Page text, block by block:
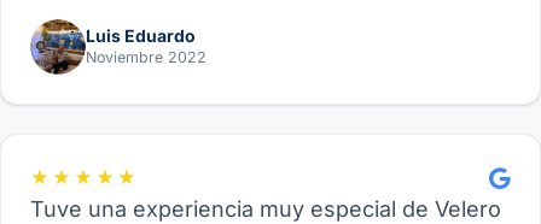
Luis Eduardo
Noviembre 2022
★★★★★
Tuve una experiencia muy especial de Velero